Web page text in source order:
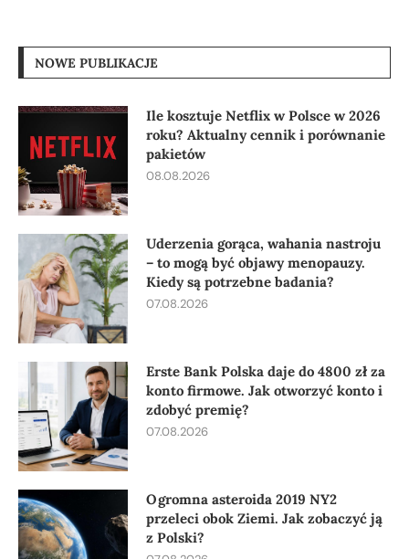
NOWE PUBLIKACJE
Ile kosztuje Netflix w Polsce w 2026
roku? Aktualny cennik i porównanie
pakietów
08.08.2026
Uderzenia gorąca, wahania nastroju
– to mogą być objawy menopauzy.
Kiedy są potrzebne badania?
07.08.2026
Erste Bank Polska daje do 4800 zł za
konto firmowe. Jak otworzyć konto i
zdobyć premię?
07.08.2026
Ogromna asteroida 2019 NY2
przeleci obok Ziemi. Jak zobaczyć ją
z Polski?